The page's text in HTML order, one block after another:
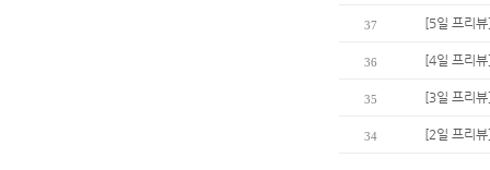
37 [5일 프리
36 [4일 프리
35 [3일 프리
34 [2일 프리